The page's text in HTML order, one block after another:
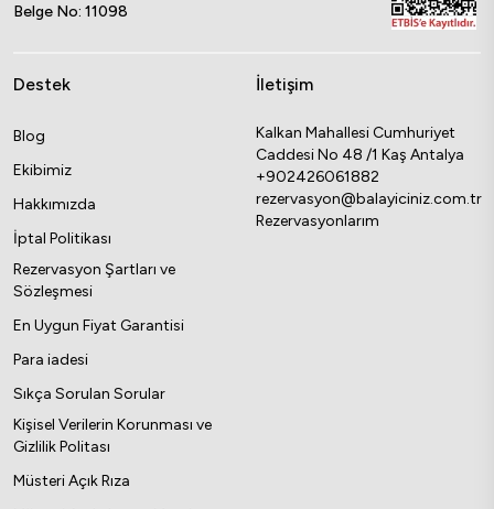
Belge No: 11098
Destek
Blog
Ekibimiz
Hakkımızda
İptal Politikası
Rezervasyon Şartları ve
Sözleşmesi
En Uygun Fiyat Garantisi
Para iadesi
Sıkça Sorulan Sorular
Kişisel Verilerin Korunması ve
Gizlilik Politası
Müsteri Açık Rıza
İletişim
Kalkan Mahallesi Cumhuriyet
Caddesi No 48 /1 Kaş Antalya
+902426061882
rezervasyon@balayiciniz.com.tr
Rezervasyonlarım